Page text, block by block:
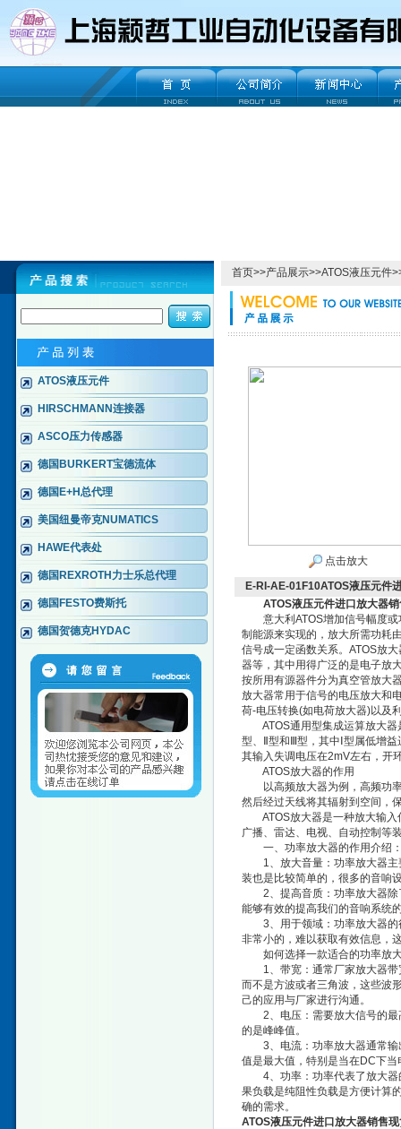
ATOS液压元件
HIRSCHMANN连接器
ASCO压力传感器
德国BURKERT宝德流体
德国E+H总代理
美国纽曼帝克NUMATICS
HAWE代表处
德国REXROTH力士乐总代理
德国FESTO费斯托
德国贺德克HYDAC
首页>>产品展示>>ATOS液压元件
点击放大
E-RI-AE-01F10ATOS液压元件
ATOS液压元件进口放大器
意大利ATOS增加信号幅度或
制能源来实现的，放大所需功耗
信号成一定函数关系。ATOS放
器等，其中用得广泛的是电子放
按所用有源器件分为真空管放大
放大器常用于信号的电压放大和
荷-电压转换(如电荷放大器)以及
ATOS通用型集成运算放大器
型、Ⅱ型和Ⅲ型，其中Ⅰ型属低增
其输入失调电压在2mV左右，开
ATOS放大器的作用
以高频放大器为例，高频功率
然后经过天线将其辐射到空间，
ATOS放大器是一种放大输入
广播、雷达、电视、自动控制等
一、功率放大器的作用介绍
1、放大音量：功率放大器主
装也是比较简单的，很多的音响
2、提高音质：功率放大器除
能够有效的提高我们的音响系统
3、用于领域：功率放大器的
非常小的，难以获取有效信息，
如何选择一款适合的功率放大
1、带宽：通常厂家放大器带
而不是方波或者三角波，这些波
己的应用与厂家进行沟通。
2、电压：需要放大信号的最
的是峰峰值。
3、电流：功率放大器通常输
值是最大值，特别是当在DC下
4、功率：功率代表了放大器
果负载是纯阻性负载是方便计算
确的需求。
ATOS液压元件进口放大器销售现